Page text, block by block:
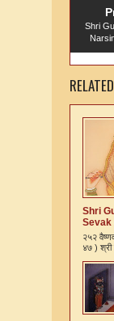
Shri
Shri
Sevak
Bai Ki
२५२
४७ ) श्री